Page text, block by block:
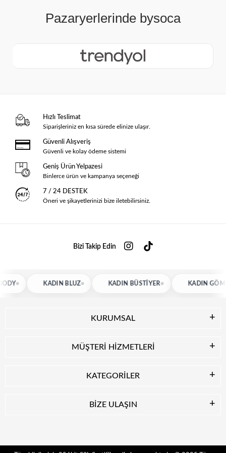
Hızlı Teslimat
Siparişleriniz en kısa sürede elinize ulaşır.
Güvenli Alışveriş
Güvenli ve kolay ödeme sistemi
Geniş Ürün Yelpazesi
Binlerce ürün ve kampanya seçeneği
7 / 24 DESTEK
Öneri ve şikayetlerinizi bize iletebilirsiniz.
Bizi Takip Edin
KADIN BLUZ KADIN BÜSTIYER KADIN GÖMLEK
KURUMSAL
MÜŞTERİ HİZMETLERİ
KATEGORİLER
BİZE ULAŞIN